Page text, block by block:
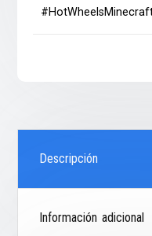
Descripción
Información adicional